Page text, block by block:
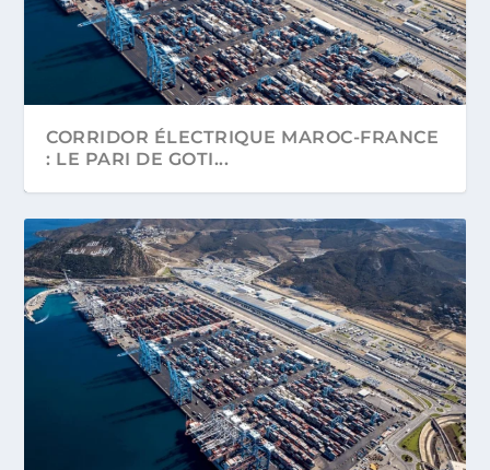
CORRIDOR ÉLECTRIQUE MAROC-FRANCE
: LE PARI DE GOTI...